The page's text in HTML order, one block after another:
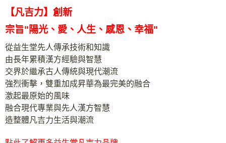
【凡吉力】創新
宗旨"陽光、愛、人生、感恩、幸福"
從益生堂先人傳承技術和知識
由長年累積漢方經驗與智慧
交界於繼承古人傳統與現代潮流
強烈衝擊，雙重加成昇華為最完美的融合
激起最原始的風味
融合現代專業與先人漢方智慧
造整體凡吉力生活與潮流